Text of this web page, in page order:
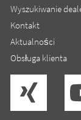
Wyszukiwanie
Kontakt
Aktualności
Obsługa klienta